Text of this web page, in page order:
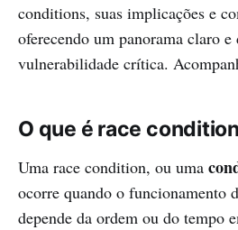
conditions, suas implicações e
oferecendo um panorama claro e
vulnerabilidade crítica.
O que é race
Uma race condition, ou uma
ocorre quando o funcionamento
depende da ordem ou do tempo